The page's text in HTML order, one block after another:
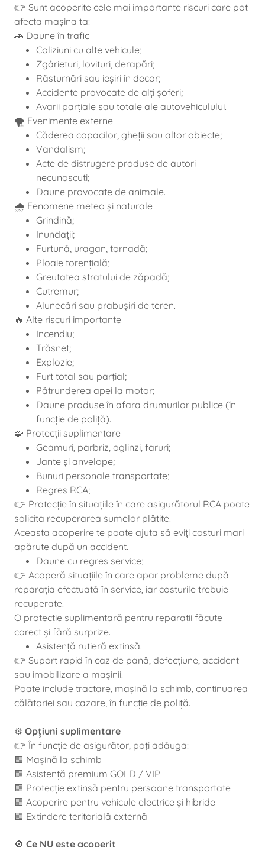
👉 Sunt acoperite cele mai importante riscuri care pot
afecta mașina ta:
🚗 Daune în trafic
Coliziuni cu alte vehicule;
Zgârieturi, lovituri, derapări;
Răsturnări sau ieșiri în decor;
Accidente provocate de alți șoferi;
Avarii parțiale sau totale ale autovehiculului.
🌪️ Evenimente externe
Căderea copacilor, gheții sau altor obiecte;
Vandalism;
Acte de distrugere produse de autori
necunoscuți;
Daune provocate de animale.
🌧️ Fenomene meteo și naturale
Grindină;
Inundații;
Furtună, uragan, tornadă;
Ploaie torențială;
Greutatea stratului de zăpadă;
Cutremur;
Alunecări sau prabușiri de teren.
🔥 Alte riscuri importante
Incendiu;
Trăsnet;
Explozie;
Furt total sau parțial;
Pătrunderea apei la motor;
Daune produse în afara drumurilor publice (în
funcție de poliță).
🧩 Protecții suplimentare
Geamuri, parbriz, oglinzi, faruri;
Jante și anvelope;
Bunuri personale transportate;
Regres RCA;
👉 Protecție în situațiile în care asigurătorul RCA poate
solicita recuperarea sumelor plătite.
Aceasta acoperire te poate ajuta să eviți costuri mari
apărute după un accident.
Daune cu regres service;
👉 Acoperă situațiile în care apar probleme după
reparația efectuată în service, iar costurile trebuie
recuperate.
O protecție suplimentară pentru reparații făcute
corect și fără surprize.
Asistență rutieră extinsă.
👉 Suport rapid în caz de pană, defecțiune, accident
sau imobilizare a mașinii.
Poate include tractare, mașină la schimb, continuarea
călătoriei sau cazare, în funcție de poliță.
⚙️ Opțiuni suplimentare
👉 În funcție de asigurător, poți adăuga:
🟩 Mașină la schimb
🟩 Asistență premium GOLD / VIP
🟩 Protecție extinsă pentru persoane transportate
🟩 Acoperire pentru vehicule electrice și hibride
🟩 Extindere teritorială externă
🚫 Ce NU este acoperit